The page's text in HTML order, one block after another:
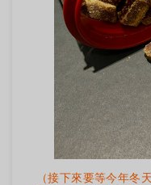
（接下來要等今年冬